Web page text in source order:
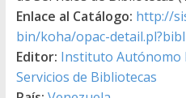
Enlace al Catálogo: http://
bin/koha/opac-
Editor: Instituto Autónomo
Servicios de Bibliotecas